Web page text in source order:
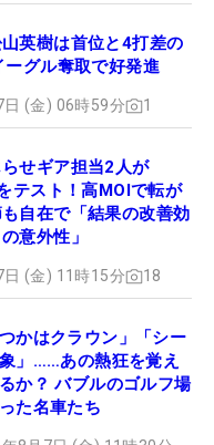
英樹は首位と4打差の
グル奪取で好発進
(金) 06時59分 1
せギア担当2人が
テスト！高MOIで転が
自在で「結果の改善効
意外性」
(金) 11時15分 18
つかはクラウン」「シー
」……あの熱狂を覚え
か？ バブルのゴルフ場
た名車たち